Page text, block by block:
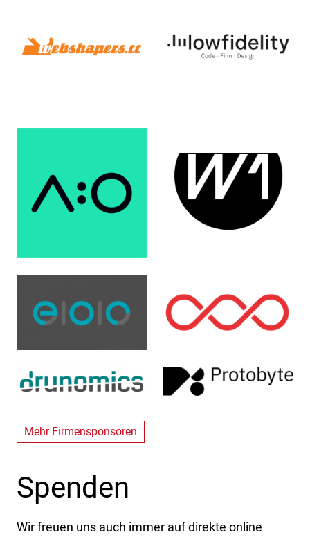
Mehr Firmensponsoren
Spenden
Wir freuen uns auch immer auf direkte online